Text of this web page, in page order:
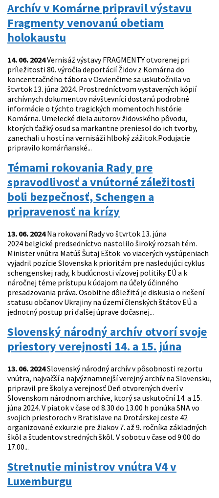
Archív v Komárne pripravil výstavu
Fragmenty venovanú obetiam
holokaustu
14. 06. 2024Vernisáž výstavy FRAGMENTY otvorenej pri
príležitosti 80. výročia deportácií Židov z Komárna do
koncentračného tábora v Osvienčime sa uskutočnila vo
štvrtok 13. júna 2024. Prostredníctvom vystavených kópií
archívnych dokumentov návštevníci dostanú podrobné
informácie o týchto tragických momentoch histórie
Komárna. Umelecké diela autorov židovského pôvodu,
ktorých ťažký osud sa markantne preniesol do ich tvorby,
zanechali u hostí na vernisáži hlboký zážitok.Podujatie
pripravilo komárňanské...
Témami rokovania Rady pre
spravodlivosť a vnútorné záležitosti
boli bezpečnosť, Schengen a
pripravenosť na krízy
13. 06. 2024Na rokovaní Rady vo štvrtok 13. júna
2024 belgické predsedníctvo nastolilo široký rozsah tém.
Minister vnútra Matúš Šutaj Eštok vo viacerých vystúpeniach
vyjadril pozície Slovenska k prioritám pre nasledujúci cyklus
schengenskej rady, k budúcnosti vízovej politiky EÚ a k
náročnej téme prístupu k údajom na účely účinného
presadzovania práva. Osobitne dôležitá je diskusia o riešení
statusu občanov Ukrajiny na území členských štátov EÚ a
jednotný postup pri ďalšej úprave dočasnej...
Slovenský národný archív otvorí svoje
priestory verejnosti 14. a 15. júna
13. 06. 2024Slovenský národný archív v pôsobnosti rezortu
vnútra, najväčší a najvýznamnejší verejný archív na Slovensku,
pripravil pre školy a verejnosť Deň otvorených dverí v
Slovenskom národnom archíve, ktorý sa uskutoční 14. a 15.
júna 2024. V piatok v čase od 8.30 do 13.00 h ponúka SNA vo
svojich priestoroch v Bratislave na Drotárskej ceste 42
organizované exkurzie pre žiakov 7. až 9. ročníka základných
škôl a študentov stredných škôl. V sobotu v čase od 9:00 do
17.00...
Stretnutie ministrov vnútra V4 v
Luxemburgu